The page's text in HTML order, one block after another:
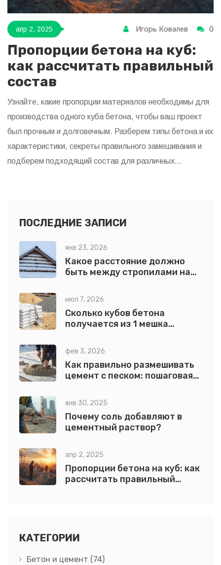
апр 2, 2025 Игорь Ковалев 0
Пропорции бетона на куб:
как рассчитать правильный
состав
Узнайте, какие пропорции материалов необходимы для
производства одного куба бетона, чтобы ваш проект
был прочным и долговечным. Разберем типы бетона и их
характеристики, секреты правильного замешивания и
подберем подходящий состав для различных
компонентов. Применяйте полученные знания на
конструкций.
ПОСЛЕДНИЕ ЗАПИСИ
янв 23, 2026
Какое расстояние должно
быть между стропилами на
нормы и расчеты
июл 7, 2026
Сколько кубов бетона
получается из 1 мешка
формулы
фев 3, 2026
Как правильно размешивать
цемент с песком: пошаговая
раствора
янв 30, 2025
Почему соль добавляют в
цементный раствор?
апр 2, 2025
Пропорции бетона на куб: как
рассчитать правильный
КАТЕГОРИИ
Бетон и цемент (74)